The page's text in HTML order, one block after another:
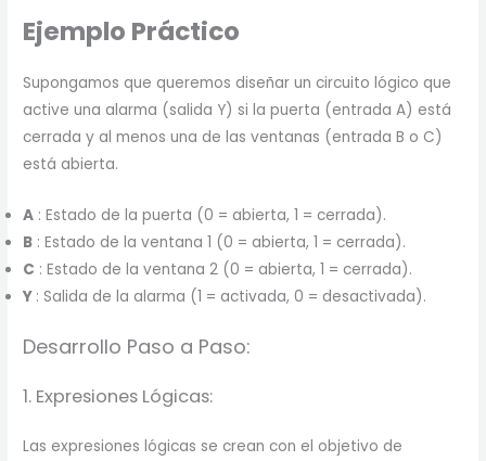
Ejemplo Práctico
Supongamos que queremos diseñar un circuito lógico que
active una alarma (salida Y) si la puerta (entrada A) está
cerrada y al menos una de las ventanas (entrada B o C)
está abierta.
A : Estado de la puerta (0 = abierta, 1 = cerrada).
B : Estado de la ventana 1 (0 = abierta, 1 = cerrada).
C : Estado de la ventana 2 (0 = abierta, 1 = cerrada).
Y : Salida de la alarma (1 = activada, 0 = desactivada).
Desarrollo Paso a Paso:
1. Expresiones Lógicas:
Las expresiones lógicas se crean con el objetivo de